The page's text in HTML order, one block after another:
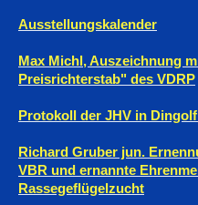
Ausstellungskalender
Max Michl, Auszeichnung
Preisrichterstab" des VDRP
Protokoll der JHV in
Richard Gruber jun.
VBR und ernannte
Rassegeflügelzucht